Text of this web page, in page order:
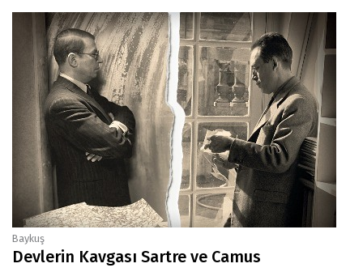
Baykuş
Devlerin Kavgası Sartre ve Camus